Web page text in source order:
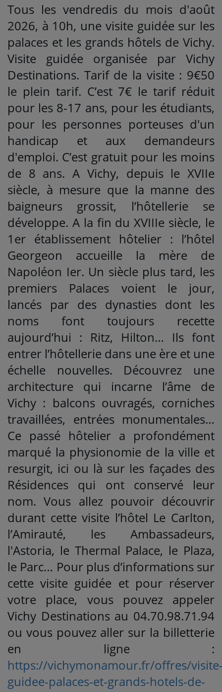
Tous les vendredis du mois d'août
2026, à 10h, une visite guidée sur les
palaces et les grands hôtels de Vichy.
Visite guidée organisée par Vichy
Destinations. Tarif de la visite : 9€50
le plein tarif. C’est 7€ le tarif réduit
pour les 8-17 ans, pour les étudiants,
pour les personnes porteuses d'un
handicap et aux demandeurs
d'emploi. C’est gratuit pour les moins
de 8 ans. A Vichy, depuis le XVIIe
siècle, à mesure que la manne des
baigneurs grossit, l’hôtellerie se
développe. A la fin du XVIIIe siècle, le
1er établissement hôtelier : l’hôtel
Georgeon accueille la mère de
Napoléon Ier. Un siècle plus tard, les
premiers Palaces voient le jour,
lancés par des dynasties dont les
noms font toujours recette
aujourd’hui : Ritz, Hilton… Ils font
entrer l’hôtellerie dans une ère et une
échelle nouvelles. Découvrez une
architecture qui incarne l’âme de
Vichy : balcons ouvragés, corniches
travaillées, entrées monumentales…
Ce passé hôtelier a profondément
marqué la physionomie de la ville et
resurgit, ici ou là sur les façades des
Résidences qui ont conservé leur
nom. Vous allez pouvoir découvrir
durant cette visite l’hôtel Le Carlton,
l’Amirauté, les Ambassadeurs,
l'Astoria, le Thermal Palace, le Plaza,
le Parc… Pour plus d’informations sur
cette visite guidée et pour réserver
votre place, vous pouvez appeler
Vichy Destinations au 04.70.98.71.94
ou vous pouvez aller sur la billetterie
en ligne :
https://vichymonamour.fr/offres/
guidee-palaces-et-grands-hotels-de-